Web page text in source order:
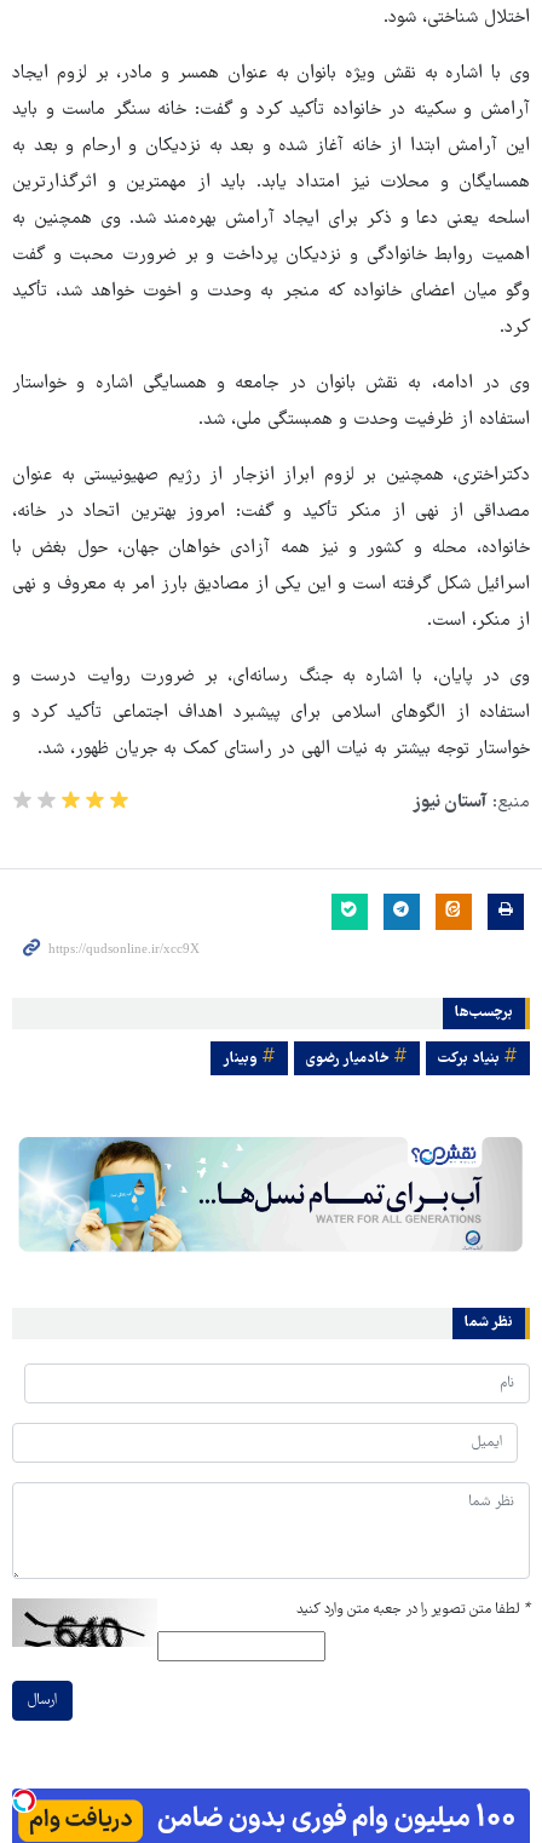
اختلال شناختی، شود.
وی با اشاره به نقش ویژه بانوان به عنوان همسر و مادر، بر لزوم ایجاد
آرامش و سکینه در خانواده تأکید کرد و گفت: خانه سنگر ماست و باید
این آرامش ابتدا از خانه آغاز شده و بعد به نزدیکان و ارحام و بعد به
همسایگان و محلات نیز امتداد یابد. باید از مهمترین و اثرگذارترین
اسلحه یعنی دعا و ذکر برای ایجاد آرامش بهره‌مند شد. وی همچنین به
اهمیت روابط خانوادگی و نزدیکان پرداخت و بر ضرورت محبت و گفت
وگو میان اعضای خانواده که منجر به وحدت و اخوت خواهد شد، تأکید
کرد.
وی در ادامه، به نقش بانوان در جامعه و همسایگی اشاره و خواستار
استفاده از ظرفیت وحدت و همبستگی ملی، شد.
دکتراختری، همچنین بر لزوم ابراز انزجار از رژیم صهیونیستی به عنوان
مصداقی از نهی از منکر تأکید و گفت: امروز بهترین اتحاد در خانه،
خانواده، محله و کشور و نیز همه آزادی خواهان جهان، حول بغض با
اسرائیل شکل گرفته است و این یکی از مصادیق بارز امر به معروف و نهی
از منکر، است.
وی در پایان، با اشاره به جنگ رسانه‌ای، بر ضرورت روایت درست و
استفاده از الگوهای اسلامی برای پیشبرد اهداف اجتماعی تأکید کرد و
خواستار توجه بیشتر به نیات الهی در راستای کمک به جریان ظهور، شد.
منبع: آستان نیوز
برچسب‌ها
بنیاد برکت خادمیار رضوی وبینار
نظر شما
* لطفا متن تصویر را در جعبه متن وارد کنید
ارسال